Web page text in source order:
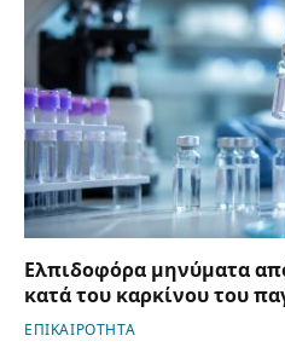
Ελπιδοφόρα μηνύματα
κατά του καρκίνου του
ΕΠΙΚΑΙΡΟΤΗΤΑ